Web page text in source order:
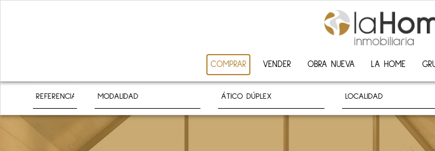
COMPRAR VENDER OBRA NUEVA LA HOME